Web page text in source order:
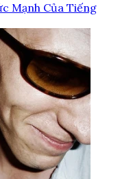
Mạnh Của Tiếng